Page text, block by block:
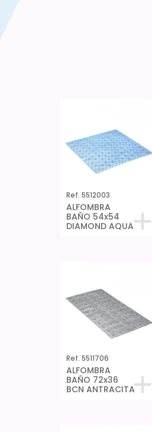
Ref. 5512003
ALFOMBRA
BAÑO 54x54
DIAMOND AQUA
Ref. 5511706
ALFOMBRA
BAÑO 72x36
BCN ANTRACITA